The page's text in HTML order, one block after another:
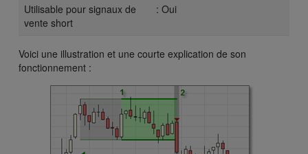
Utilisable pour signaux de
vente short
: Oui
Voici une illustration et une courte explication de son
fonctionnement :